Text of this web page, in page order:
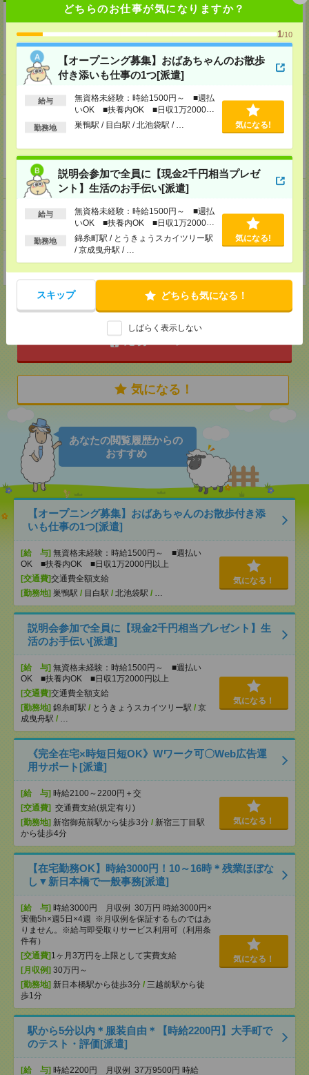
どちらのお仕事が気になりますか？
1/10
【オープニング募集】おばあちゃんのお散歩
付き添いも仕事の1つ[派遣]
給与
無資格未経験：時給1500円～ ■週払
いOK ■扶養内OK ■日収1万2000円
以上
勤務地 巣鴨駅 / 目白駅 / 北池袋駅 / … 気になる!
説明会参加で全員に【現金2千円相当プレゼ
ント】生活のお手伝い[派遣]
給与
無資格未経験：時給1500円～ ■週払
いOK ■扶養内OK ■日収1万2000円
以上
勤務地
錦糸町駅 / とうきょうスカイツリー駅
/ 京成曳舟駅 / …
気になる!
スキップ どちらも気になる！
しばらく表示しない
ＬＵＬＬグループ
事業内容
■DXパートナー事業
■人材育成事業
企業HP
https://recruit.lull-inc.co.jp/
ホームページ
https://en-gage.net/lull-inc_saiyo/
事業所
東京都東京都渋谷区渋谷3-10-13 東急REIT渋谷Rビル B1
気になる！
あなたの閲覧履歴からの
おすすめ
【オープニング募集】おばあちゃんのお散歩付き添
いも仕事の1つ[派遣]
[給 与] 無資格未経験：時給1500円～ ■週払い
OK ■扶養内OK ■日収1万2000円以上
[交通費]交通費全額支給
[勤務地] 巣鴨駅 / 目白駅 / 北池袋駅 /
気になる！
説明会参加で全員に【現金2千円相当プレゼント】生
活のお手伝い[派遣]
[給 与] 無資格未経験：時給1500円～ ■週払い
OK ■扶養内OK ■日収1万2000円以上
[交通費]交通費全額支給
[勤務地] 錦糸町駅 / とうきょうスカイツリー駅 / 京
成曳舟駅 /
気になる！
《完全在宅×時短日短OK》Wワーク可〇Web広告運
用サポート[派遣]
[給 与] 時給2100～2200円＋交
[交通費] 交通費支給(規定有り)
[勤務地] 新宿御苑前駅から徒歩3分 / 新宿三丁目駅
から徒歩4分
気になる！
【在宅勤務OK】時給3000円！10～16時＊残業ほぼな
し▼新日本橋で一般事務[派遣]
[給 与] 時給3000円 月収例 30万円 時給3000円×
実働5h×週5日×4週 ※月収例を保証するものではあ
りません。※給与即受取りサービス利用可（利用条
件有）
[交通費]1ヶ月3万円を上限として実費支給
[月収例] 30万円～
[勤務地] 新日本橋駅から徒歩3分 / 三越前駅から徒
歩1分
気になる！
駅から5分以内＊服装自由＊【時給2200円】大手町で
のテスト・評価[派遣]
[給 与] 時給2200円 月収例 37万9500円 時給